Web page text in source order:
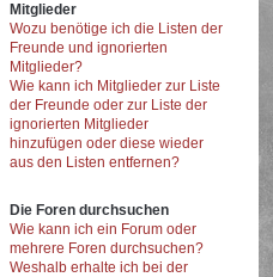
Mitglieder
Wozu benötige ich die Listen der
Freunde und ignorierten
Mitglieder?
Wie kann ich Mitglieder zur Liste
der Freunde oder zur Liste der
ignorierten Mitglieder
hinzufügen oder diese wieder
aus den Listen entfernen?
Die Foren durchsuchen
Wie kann ich ein Forum oder
mehrere Foren durchsuchen?
Weshalb erhalte ich bei der